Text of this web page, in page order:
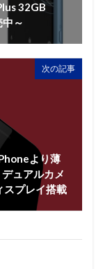
32GB
～
次の記事
より薄
ュアルカメ
スプレイ搭載